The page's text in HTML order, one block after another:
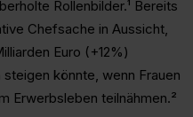
Rollenbilder.¹ Bereits
Chefsache in Aussicht,
Euro (+12%)
könnte, wenn Frauen
Erwerbsleben teilnähmen.²